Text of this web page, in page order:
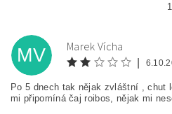
1
MV Marek Vícha
Po 5 dnech tak nějak zvláštní , chut
mi připomíná čaj roibos, nějak mi